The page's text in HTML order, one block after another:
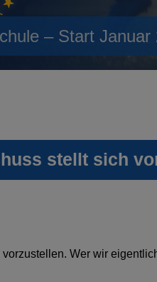
– Start Januar
stellt sich
Wer wir